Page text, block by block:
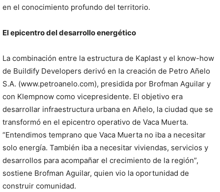
en el conocimiento profundo del territorio.
El epicentro del desarrollo energético
La combinación entre la estructura de Kaplast y el know-how
de Buildify Developers derivó en la creación de Petro Añelo
S.A. (www.petroanelo.com), presidida por Brofman Aguilar y
con Klempnow como vicepresidente. El objetivo era
desarrollar infraestructura urbana en Añelo, la ciudad que se
transformó en el epicentro operativo de Vaca Muerta.
“Entendimos temprano que Vaca Muerta no iba a necesitar
solo energía. También iba a necesitar viviendas, servicios y
desarrollos para acompañar el crecimiento de la región”,
sostiene Brofman Aguilar, quien vio la oportunidad de
construir comunidad.